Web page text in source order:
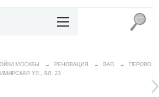
МОСКВЫ → РЕНОВАЦИЯ → ВАО →
ПЕРОВО
УЛ., ВЛ. 23